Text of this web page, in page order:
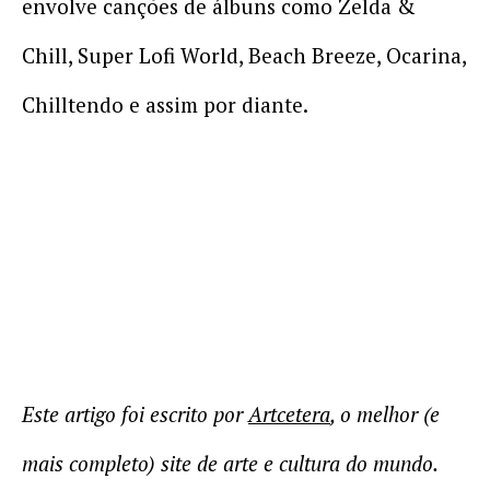
envolve canções de álbuns como Zelda &
Chill, Super Lofi World, Beach Breeze, Ocarina,
Chilltendo e assim por diante.
Este artigo foi escrito porArtcetera, o melhor (e
mais completo) site de arte e cultura do mundo.